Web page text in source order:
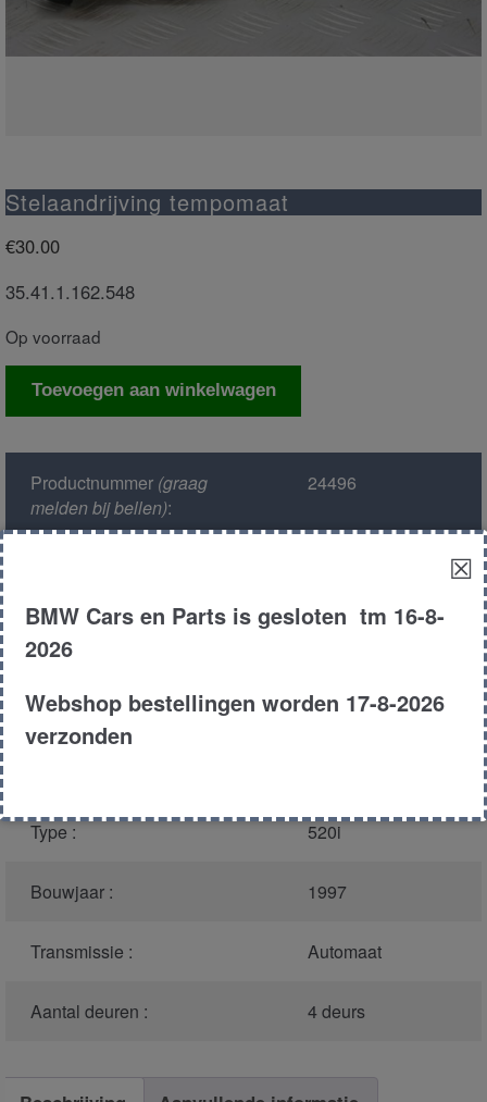
Stelaandrijving tempomaat
€30.00
35.41.1.162.548
Op voorraad
Stelaandrijving
tempomaat
Toevoegen aan winkelwagen
Productnummer(graag
melden bij bellen):
24496
Kleur :
297 - Montreal
Carroserie : Sedan
Type : 520i
Bouwjaar : 1997
Transmissie : Automaat
Aantal deuren : 4 deurs
☒
BMW Cars en Parts is gesloten tm 16-8-
2026
Webshop bestellingen worden 17-8-2026
verzonden